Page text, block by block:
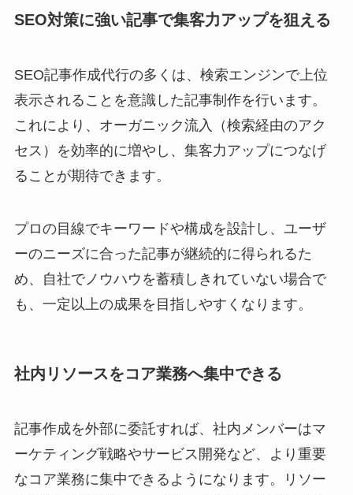
SEO対策に強い記事で集客力アップを狙える
SEO記事作成代行の多くは、検索エンジンで上位
表示されることを意識した記事制作を行います。
これにより、オーガニック流入（検索経由のアク
セス）を効率的に増やし、集客力アップにつなげ
ることが期待できます。
プロの目線でキーワードや構成を設計し、ユーザ
ーのニーズに合った記事が継続的に得られるた
め、自社でノウハウを蓄積しきれていない場合で
も、一定以上の成果を目指しやすくなります。
社内リソースをコア業務へ集中できる
記事作成を外部に委託すれば、社内メンバーはマ
ーケティング戦略やサービス開発など、より重要
なコア業務に集中できるようになります。リソー